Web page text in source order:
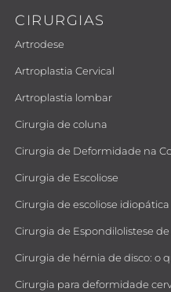
CIRURGIAS
Artrodese
Artroplastia Cervical
Artroplastia lombar
Cirurgia de coluna
Cirurgia de Deformidade na
Cirurgia de Escoliose
Cirurgia de escoliose idiopática
Cirurgia de Espondilolistese de
Cirurgia de hérnia de disco: o
Cirurgia para deformidade